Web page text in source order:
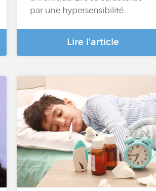
par une hypersensibilité…
Lire l'article